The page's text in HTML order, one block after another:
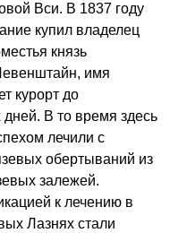
Вси. В 1837 году
купил владелец
князь
имя
курорт до
В то время здесь
лечили с
обертываний из
залежей.
к лечению в
Лазнях стали